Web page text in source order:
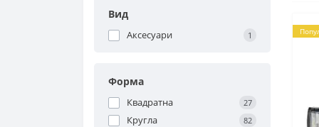
Вид
Аксесуари 1
Форма
Квадратна 27
Кругла 82